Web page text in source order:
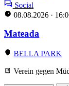
Social
08.08.2026 ·
Mateada
BELLA PARK
Verein gegen